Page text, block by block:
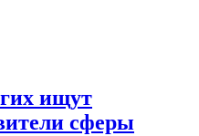
ищут
сферы